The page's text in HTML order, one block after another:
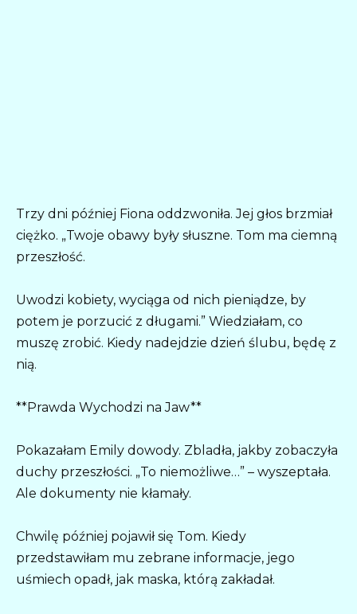
Trzy dni później Fiona oddzwoniła. Jej głos brzmiał
ciężko. „Twoje obawy były słuszne. Tom ma ciemną
przeszłość.
Uwodzi kobiety, wyciąga od nich pieniądze, by
potem je porzucić z długami.” Wiedziałam, co
muszę zrobić. Kiedy nadejdzie dzień ślubu, będę z
nią.
**Prawda Wychodzi na Jaw**
Pokazałam Emily dowody. Zbladła, jakby zobaczyła
duchy przeszłości. „To niemożliwe…” – wyszeptała.
Ale dokumenty nie kłamały.
Chwilę później pojawił się Tom. Kiedy
przedstawiłam mu zebrane informacje, jego
uśmiech opadł, jak maska, którą zakładał.